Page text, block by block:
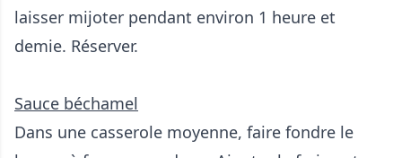
laisser mijoter pendant environ 1 heure et
demie. Réserver.
Sauce béchamel
Dans une casserole moyenne, faire fondre le